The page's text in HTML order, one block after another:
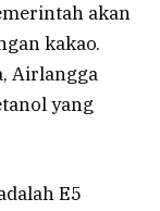
akan
kakao.
Airlangga
yang
E5